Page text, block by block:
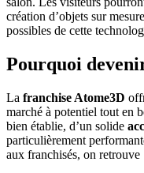
création d’objets sur
possibles de cette
Pourquoi
La franchise Atome3D
marché à potentiel tout en
bien établie, d’un solide
particulièrement
aux franchisés, on retrouve